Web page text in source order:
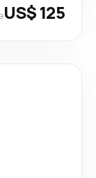
US$ 125